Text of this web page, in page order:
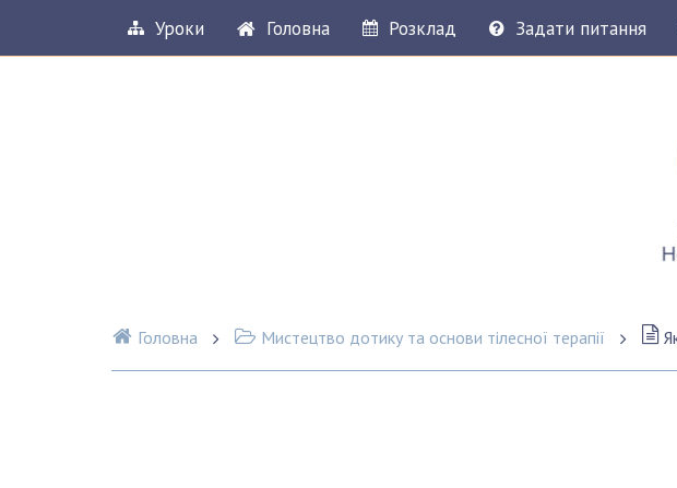
Уроки Головна Розклад Задати питання
Головна Мистецтво дотику та основи тілесної терапії